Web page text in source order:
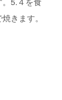
きます。